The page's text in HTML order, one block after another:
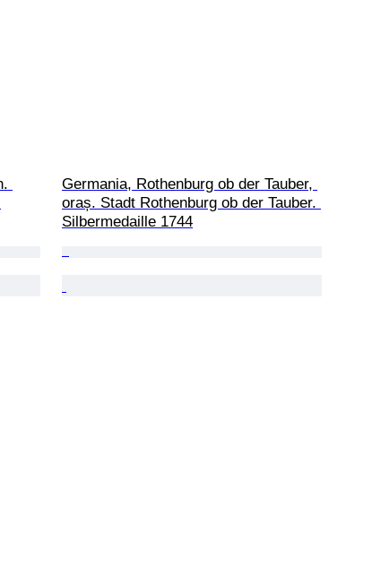
Germania, Rothenburg ob der Tauber,
oraș. Stadt Rothenburg ob der Tauber.
Silbermedaille 1744